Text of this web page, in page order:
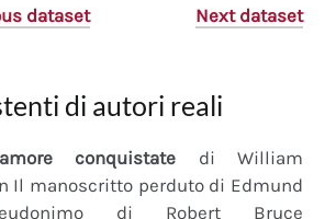
dataset Next dataset
di autori reali
conquistate di William
Il manoscritto perduto di Edmund
di Robert Bruce